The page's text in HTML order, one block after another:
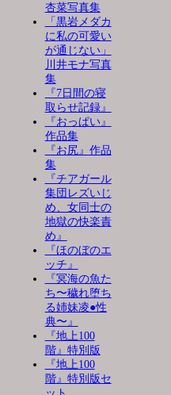
杏菜写真集
「黒岩メダカ
に私の可愛い
が通じない」
川井モナ写真
集
『7日間の寝
取らせ記録』
『おっぱい』
作品集
『お尻』作品
集
『チアガール
集団レズいじ
め、女同士の
地獄の快楽責
め』
『ほのぼのエ
ッチ』
『冥海の魚た
ち〜穢れ堕ち
る姉妹凌●性
典〜』
『地上100
階』特別版
『地上100
階』特別版セ